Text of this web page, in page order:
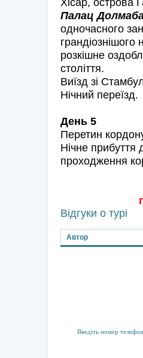
Палац
одночасного
грандіознішого
розкішне
століття.
Виїзд зі
Нічний переїзд.
День 5
Перетин
Нічне прибуття
проходження
Відгуки о турі
Автор